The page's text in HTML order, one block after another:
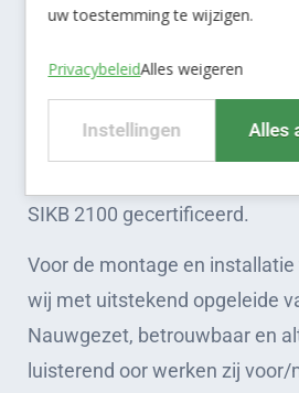
komt het toch op elke druppel
Wij laten dus niets aan het
noch bij de productie van onze
SIKB 2100 gecertificeerd.
Voor de montage en
wij met uitstekend opgeleide
Nauwgezet, betrouwbaar en
luisterend oor werken zij
uw toestemming te wijzigen.
PrivacybeleidAlles weigeren
Instellingen Alles